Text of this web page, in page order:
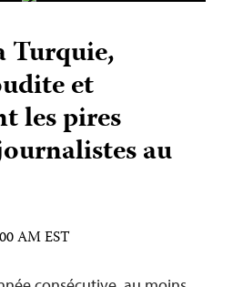
Turquie,
et
les pires
au
AM EST